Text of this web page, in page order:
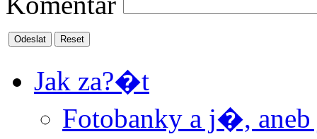
Odeslat Reset
Jak za?�t
Fotobanky a j�,